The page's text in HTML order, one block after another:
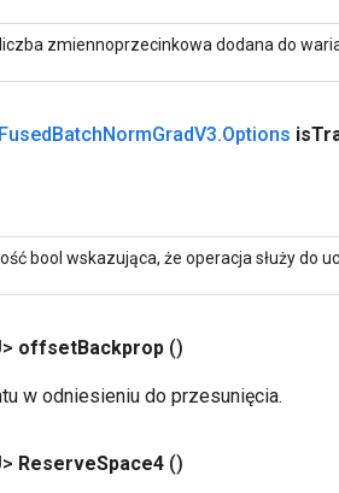
liczba zmiennoprzecinkowa dodana do
FusedBatchNormGradV3.Options is
bool wskazująca, że ​​operacja służy do
offsetBackprop ()
w odniesieniu do przesunięcia.
ReserveSpace4 ()